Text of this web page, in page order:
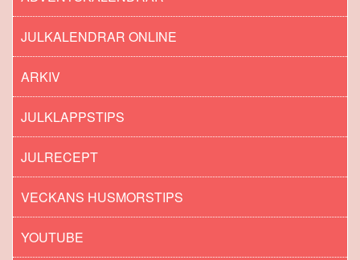
JULKALENDRAR ONLINE
ARKIV
JULKLAPPSTIPS
JULRECEPT
VECKANS HUSMORSTIPS
YOUTUBE